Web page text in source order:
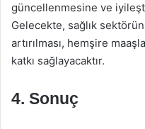
güncellenmesine ve
Gelecekte, sağlık
artırılması, hemşire
katkı sağlayacaktır.
4. Sonuç